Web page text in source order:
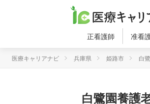
正看護師 准看
医療キャリアナビ 兵庫県 姫路市 白
白鷺園養護